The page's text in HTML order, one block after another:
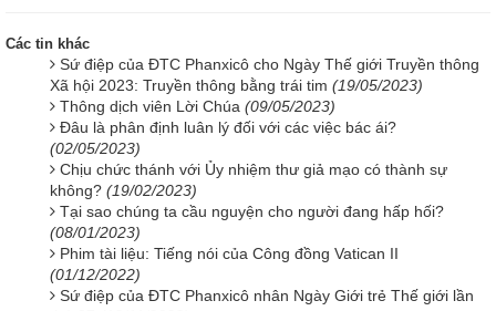
Các tin khác
Sứ điệp của ĐTC Phanxicô cho Ngày Thế giới Truyền thông
Xã hội 2023: Truyền thông bằng trái tim (19/05/2023)
Thông dịch viên Lời Chúa (09/05/2023)
Đâu là phân định luân lý đối với các việc bác ái?
(02/05/2023)
Chịu chức thánh với Ủy nhiệm thư giả mạo có thành sự
không? (19/02/2023)
Tại sao chúng ta cầu nguyện cho người đang hấp hối?
(08/01/2023)
Phim tài liệu: Tiếng nói của Công đồng Vatican II
(01/12/2022)
Sứ điệp của ĐTC Phanxicô nhân Ngày Giới trẻ Thế giới lần